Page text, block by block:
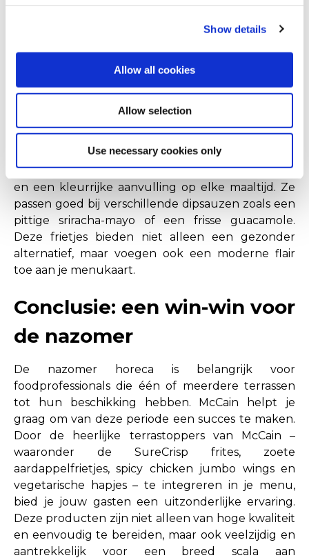
Show details
Allow all cookies
Allow selection
Use necessary cookies only
nazomerterras.
Zoete Aardappelfrietjes:
trendy en kleurrijk
McCain'szoete aardappelfrietjeslicht zoet, krokant
en een kleurrijke aanvulling op elke maaltijd. Ze
passen goed bij verschillende dipsauzen zoals een
pittige sriracha-mayo of een frisse guacamole.
Deze frietjes bieden niet alleen een gezonder
alternatief, maar voegen ook een moderne flair
toe aan je menukaart.
Conclusie: een win-win voor
de nazomer
De nazomer horeca is belangrijk voor
foodprofessionals die één of meerdere terrassen
tot hun beschikking hebben. McCain helpt je
graag om van deze periode een succes te maken.
Door de heerlijke terrastoppers van McCain –
waaronder de SureCrisp frites, zoete
aardappelfrietjes, spicy chicken jumbo wings en
vegetarische hapjes – te integreren in je menu,
bied je jouw gasten een uitzonderlijke ervaring.
Deze producten zijn niet alleen van hoge kwaliteit
en eenvoudig te bereiden, maar ook veelzijdig en
aantrekkelijk voor een breed scala aan